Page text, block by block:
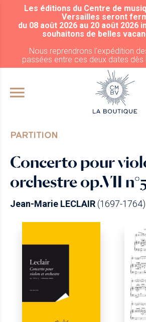
ALLER AU CONTENU
Les éditions du Centre de
Versailles seront
du 08 août 2026 au 20 août 2026
souhaitons de belles
Nous reprendrons l'expédition
passées entre ces deux dates dès
PARTITION
Concerto pour
orchestre op.VII
Jean-Marie LECLAIR(1697-1764)